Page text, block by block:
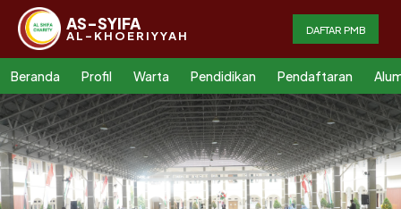
AS-SYIFA
AL-KHOERIYYAH DAFTAR PMB
Beranda Profil Warta Pendidikan Pendaftaran